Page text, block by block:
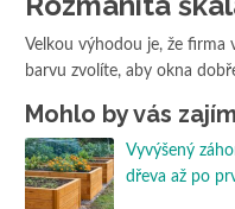
Velkou výhodou je, že firma
barvu zvolíte, aby okna
Mohlo by vás
Vyvýšený
dřeva až po